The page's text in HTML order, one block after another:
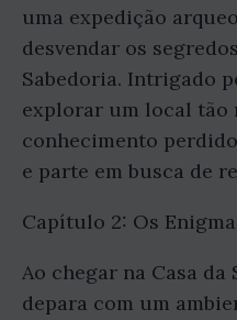
uma expedição
desvendar os
Sabedoria. Intrigado
explorar um local tão
conhecimento
e parte em busca de
Capítulo 2: Os
Ao chegar na Casa da
depara com um